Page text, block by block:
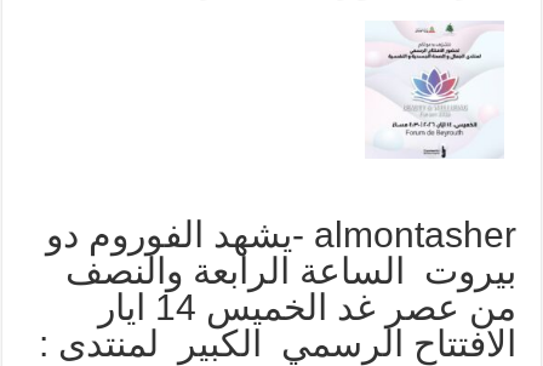
almontasher -يشهد الفوروم دو
بيروت الساعة الرابعة والنصف
من عصر غد الخميس 14 ايار
الافتتاح الرسمي الكبير لمنتدى :